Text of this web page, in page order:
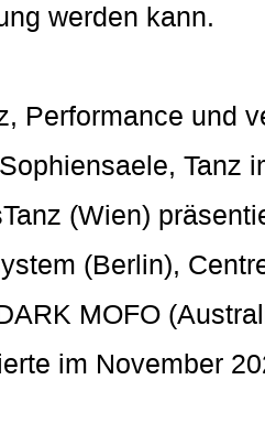
werden kann.
Performance und
Tanz
(Wien)
(Berlin),
MOFO
im November